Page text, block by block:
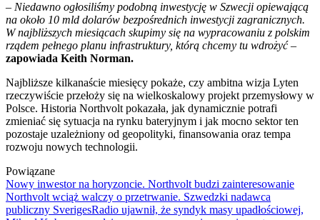
– Niedawno ogłosiliśmy podobną inwestycję w Szwecji opiewającą
na około 10 mld dolarów bezpośrednich inwestycji zagranicznych.
W najbliższych miesiącach skupimy się na wypracowaniu z polskim
rządem pełnego planu infrastruktury, którą chcemy tu wdrożyć–
zapowiada Keith Norman.
Najbliższe kilkanaście miesięcy pokaże, czy ambitna wizja Lyten
rzeczywiście przełoży się na wielkoskalowy projekt przemysłowy w
Polsce. Historia Northvolt pokazała, jak dynamicznie potrafi
zmieniać się sytuacja na rynku bateryjnym i jak mocno sektor ten
pozostaje uzależniony od geopolityki, finansowania oraz tempa
rozwoju nowych technologii.
Powiązane
Nowy inwestor na horyzoncie. Northvolt budzi zainteresowanie
Northvolt wciąż walczy o przetrwanie. Szwedzki nadawca
publiczny SverigesRadio ujawnił, że syndyk masy upadłościowej,